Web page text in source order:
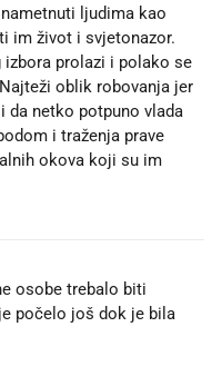
ljudima kao
im život i svjetonazor.
prolazi i polako se
oblik robovanja jer
da netko potpuno vlada
i traženja prave
okova koji su im
osobe trebalo biti
počelo još dok je bila